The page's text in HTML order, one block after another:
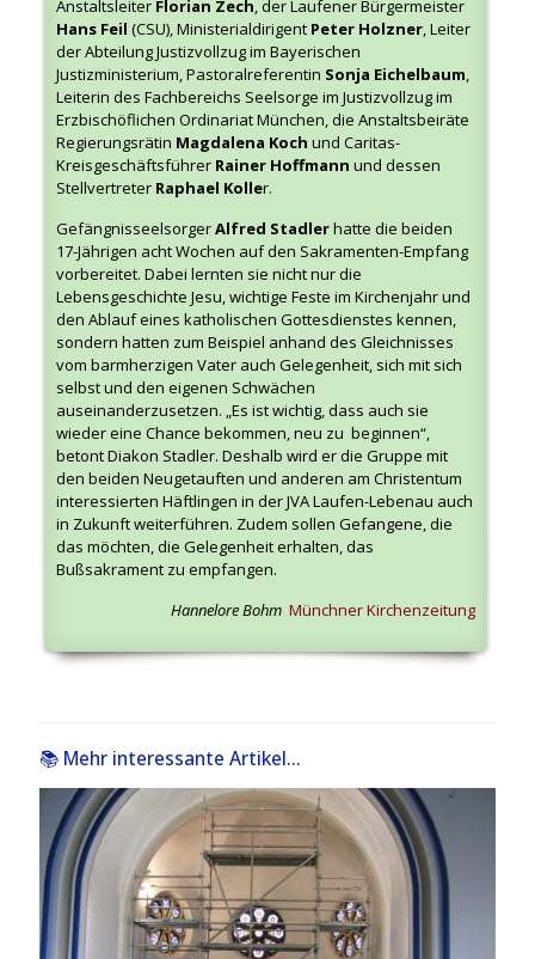
Anstaltsleiter Florian Zech, der Laufener Bürgermeister
Hans Feil (CSU), Ministerialdirigent Peter Holzner, Leiter
der Abteilung Justizvollzug im Bayerischen
Justizministerium, Pastoralreferentin Sonja Eichelbaum,
Leiterin des Fachbereichs Seelsorge im Justizvollzug im
Erzbischöflichen Ordinariat München, die Anstaltsbeiräte
Regierungsrätin Magdalena Koch und Caritas-
Kreisgeschäftsführer Rainer Hoffmann und dessen
Stellvertreter Raphael Koller.
GefängnisseelsorgerAlfred Stadlerhatte die beiden
17-Jährigen acht Wochen auf den Sakramenten-Empfang
vorbereitet. Dabei lernten sie nicht nur die
Lebensgeschichte Jesu, wichtige Feste im Kirchenjahr und
den Ablauf eines katholischen Gottesdienstes kennen,
sondern hatten zum Beispiel anhand des Gleichnisses
vom barmherzigen Vater auch Gelegenheit, sich mit sich
selbst und den eigenen Schwächen
auseinanderzusetzen. „Es ist wichtig, dass auch sie
wieder eine Chance bekommen, neu zu beginnen“,
betont Diakon Stadler. Deshalb wird er die Gruppe mit
den beiden Neugetauften und anderen am Christentum
interessierten Häftlingen in der JVA Laufen-Lebenau auch
in Zukunft weiterführen. Zudem sollen Gefangene, die
das möchten, die Gelegenheit erhalten, das
Bußsakrament zu empfangen.
Hannelore BohmMünchner Kirchenzeitung
📚 Mehr interessante Artikel...